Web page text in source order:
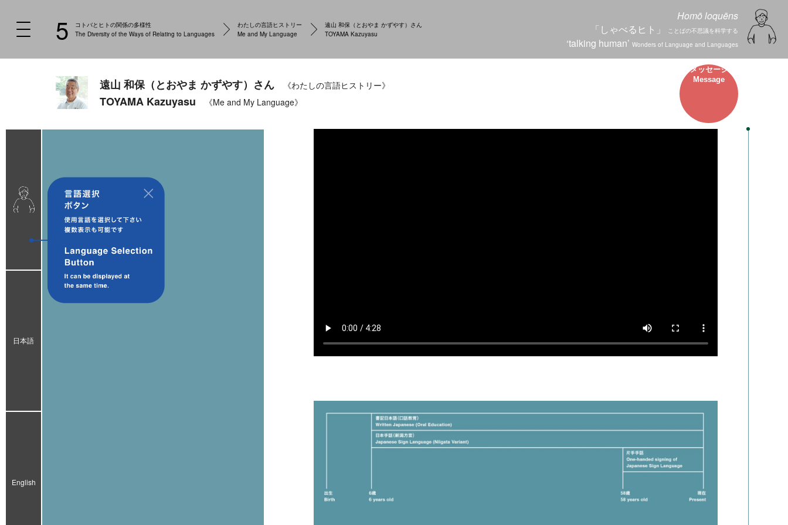
Homō loquēns
「しゃべるヒト」
ことばの不思議を科学する
‘talking human’ Wonders of Language and Languages
5
コトバとヒトの関係の多様性
The Diversity of the Ways of Relating to Languages
わたしの言語ヒストリー
Me and My Language
遠山 和保（とおやま かずやす）さん
TOYAMA Kazuyasu
遠山 和保（とおやま かずやす）さん 《わたしの言語ヒストリー》
TOYAMA Kazuyasu 《Me and My Language》
日本語
English
メッセージ
Message